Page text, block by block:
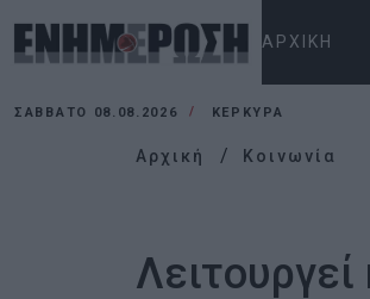
ΑΡΧΙΚΉ
ΣΆΒΒΑΤΟ 08.08.2026 ΚΕΡΚΥΡΑ
Αρχική Κοινωνία